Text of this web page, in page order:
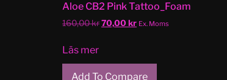
Aloe CB2 Pink Tattoo_Foam
160,00kr70,00 kr Ex. Moms
Läs mer
Add To Compare